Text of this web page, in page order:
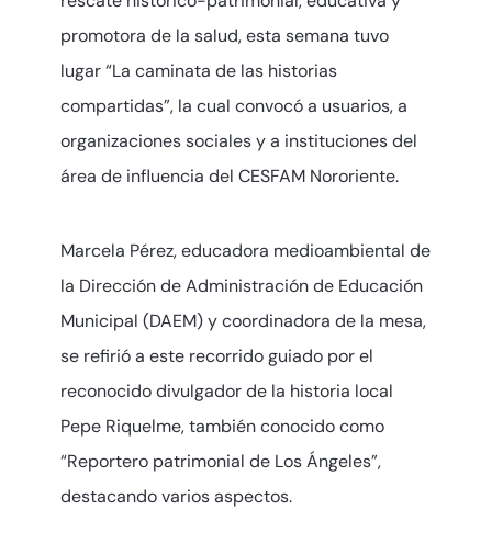
promotora de la salud, esta semana tuvo
lugar “La caminata de las historias
compartidas”, la cual convocó a usuarios, a
organizaciones sociales y a instituciones del
área de influencia del CESFAM Nororiente.
Marcela Pérez, educadora medioambiental de
la Dirección de Administración de Educación
Municipal (DAEM) y coordinadora de la mesa,
se refirió a este recorrido guiado por el
reconocido divulgador de la historia local
Pepe Riquelme, también conocido como
“Reportero patrimonial de Los Ángeles”,
destacando varios aspectos.